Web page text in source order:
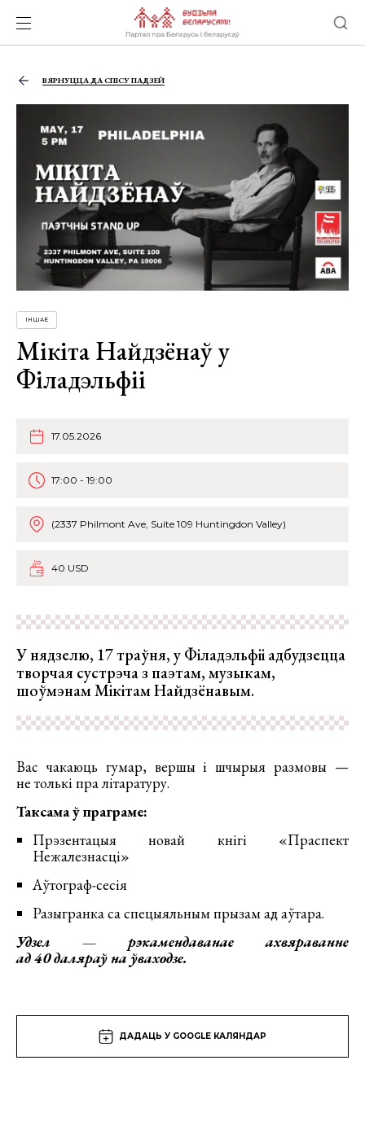
ВЯРНУЦЦА ДА СПІСУ ПАДЗЕЙ
ІНШАЕ
Мікіта Найдзёнаў у
Філадэльфіі
17.05.2026
17:00 - 19:00
(2337 Philmont Ave, Suite 109 Huntingdon Valley)
40 USD
У нядзелю, 17 траўня, у Філадэльфіі адбудзецца
творчая сустрэча з паэтам, музыкам,
шоўмэнам Мікітам Найдзёнавым.
Вас чакаюць гумар, вершы і шчырыя размовы —
не толькі пра літаратуру.
Таксама ў праграме:
Прэзентацыя новай кнігі «Праспект
Нежалезнасці»
Aўтограф-сесiя
Разыгранка са спецыяльным прызам aд аўтара.
Удзел — рэкамендаванае ахвяраванне
ад 40 даляраў на ўваходзе.
ДАДАЦЬ У GOOGLE КАЛЯНДАР